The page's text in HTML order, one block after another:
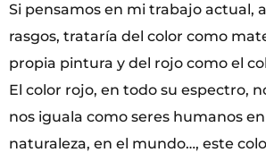
Si pensamos en mi trabajo actual,
rasgos, trataría del color como
propia pintura y del rojo como el
El color rojo, en todo su espectro,
nos iguala como seres humanos
naturaleza, en el mundo…, este